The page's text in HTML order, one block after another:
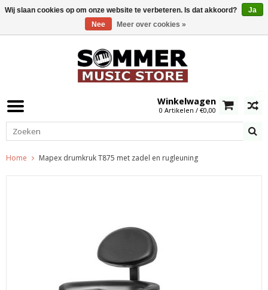
Winkelwagen
0 Artikelen / €0,00
Home Mapex drumkruk T875 met zadel en rugleuning
Wij slaan cookies op om onze website te verbeteren. Is dat akkoord?
Ja
Nee
Meer over cookies »